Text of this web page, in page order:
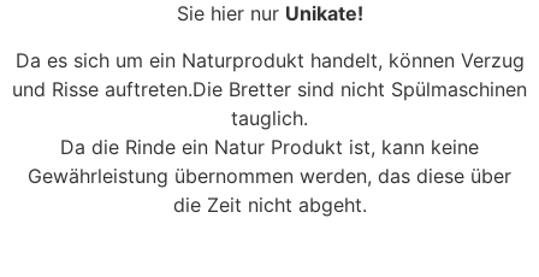
Sie hier nur Unikate!
Da es sich um ein Naturprodukt handelt, können Verzug
und Risse auftreten.Die Bretter sind nicht Spülmaschinen
tauglich.
Da die Rinde ein Natur Produkt ist, kann keine
Gewährleistung übernommen werden, das diese über
die Zeit nicht abgeht.